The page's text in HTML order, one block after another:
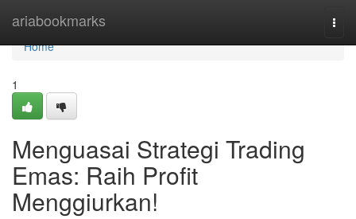
ariabookmarks
Home
Home
1
Menguasai Strategi Trading
Emas: Raih Profit
Menggiurkan!